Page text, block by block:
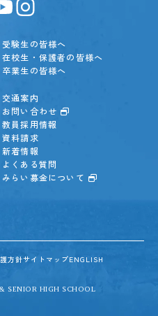
受験生の皆様へ
在校生・保護者の皆様へ
卒業生の皆様へ
交通案内
お問い合わせ
教員採用情報
資料請求
新着情報
よくある質問
みらい募金について
方針サイトマップENGLISH
SENIOR HIGH SCHOOL